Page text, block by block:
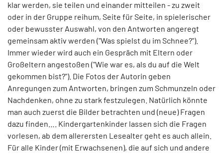
klar werden, sie teilen und einander mitteilen - zu zweit
oder in der Gruppe reihum, Seite für Seite, in spielerischer
oder bewusster Auswahl, von den Antworten angeregt
gemeinsam aktiv werden ("Was spielst du im Schnee?").
Immer wieder wird auch ein Gespräch mit Eltern oder
Großeltern angestoßen ("Wie war es, als du auf die Welt
gekommen bist?"). Die Fotos der Autorin geben
Anregungen zum Antworten, bringen zum Schmunzeln oder
Nachdenken, ohne zu stark festzulegen. Natürlich könnte
man auch zuerst die Bilder betrachten und (neue) Fragen
dazu finden…. Kindergartenkinder lassen sich die Fragen
vorlesen, ab dem allerersten Lesealter geht es auch allein.
Für alle Kinder (mit Erwachsenen), die auf sich und andere